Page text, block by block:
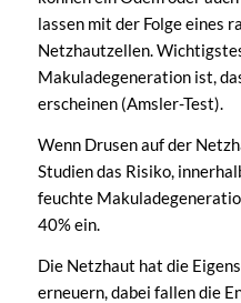
lassen mit der Folge eines
Netzhautzellen.
Makuladegeneration ist,
erscheinen (Amsler-Test).
Wenn Drusen auf der
Studien das Risiko,
feuchte
40% ein.
Die Netzhaut hat die
erneuern, dabei fallen die